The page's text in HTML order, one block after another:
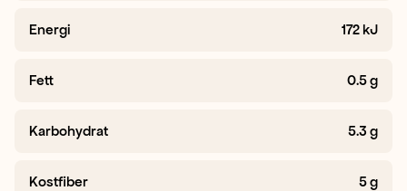
Energi 172 kJ
Fett 0.5g
Karbohydrat 5.3 g
Kostfiber 5g